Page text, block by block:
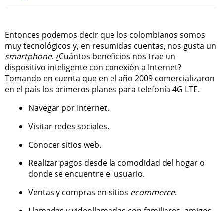
Entonces podemos decir que los colombianos somos
muy tecnológicos y, en resumidas cuentas, nos gusta un
smartphone. ¿Cuántos beneficios nos trae un
dispositivo inteligente con conexión a Internet?
Tomando en cuenta que en el año 2009 comercializaron
en el país los primeros planes para telefonía 4G LTE.
Navegar por Internet.
Visitar redes sociales.
Conocer sitios web.
Realizar pagos desde la comodidad del hogar o
donde se encuentre el usuario.
Ventas y compras en sitios ecommerce.